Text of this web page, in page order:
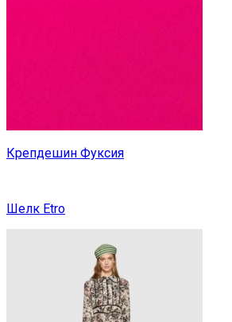
Крепдешин Фуксия
Шелк Etro